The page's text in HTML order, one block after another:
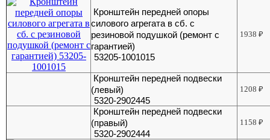
Кронштейн передней опоры
силового агрегата в сб. с
резиновой подушкой (ремонт с
гарантией)
53205-1001015
1938₽
Кронштейн передней подвески
(левый)
5320-2902445
1208₽
Кронштейн передней подвески
(правый)
5320-2902444
1158₽